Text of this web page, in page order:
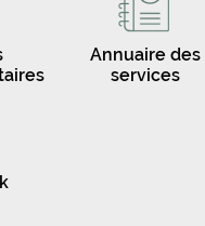
Annuaire des
services